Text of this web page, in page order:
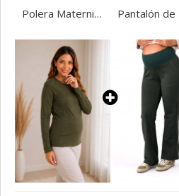
Polera Maternidad y Lactancia Romina Verde